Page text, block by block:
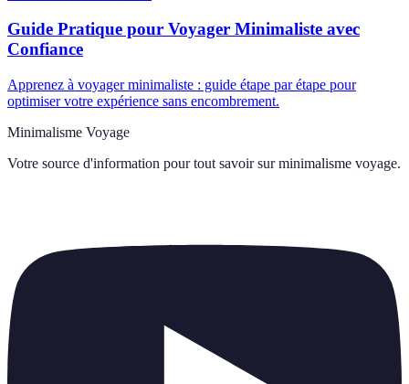
Guide Pratique pour Voyager Minimaliste avec
Confiance
Apprenez à voyager minimaliste : guide étape par étape pour
optimiser votre expérience sans encombrement.
Minimalisme Voyage
Votre source d'information pour tout savoir sur minimalisme voyage.